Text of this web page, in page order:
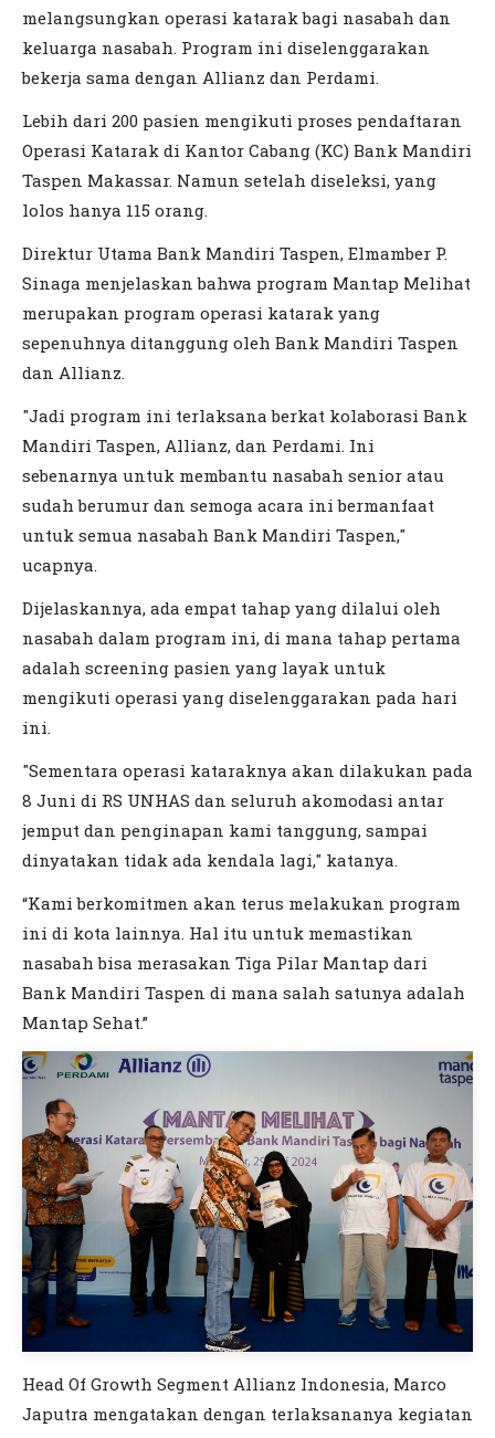
melangsungkan operasi katarak bagi nasabah dan
keluarga nasabah. Program ini diselenggarakan
bekerja sama dengan Allianz dan Perdami.
Lebih dari 200 pasien mengikuti proses pendaftaran
Operasi Katarak di Kantor Cabang (KC) Bank Mandiri
Taspen Makassar. Namun setelah diseleksi, yang
lolos hanya 115 orang.
Direktur Utama Bank Mandiri Taspen, Elmamber P.
Sinaga menjelaskan bahwa program Mantap Melihat
merupakan program operasi katarak yang
sepenuhnya ditanggung oleh Bank Mandiri Taspen
dan Allianz.
"Jadi program ini terlaksana berkat kolaborasi Bank
Mandiri Taspen, Allianz, dan Perdami. Ini
sebenarnya untuk membantu nasabah senior atau
sudah berumur dan semoga acara ini bermanfaat
untuk semua nasabah Bank Mandiri Taspen,"
ucapnya.
Dijelaskannya, ada empat tahap yang dilalui oleh
nasabah dalam program ini, di mana tahap pertama
adalah screening pasien yang layak untuk
mengikuti operasi yang diselenggarakan pada hari
ini.
"Sementara operasi kataraknya akan dilakukan pada
8 Juni di RS UNHAS dan seluruh akomodasi antar
jemput dan penginapan kami tanggung, sampai
dinyatakan tidak ada kendala lagi," katanya.
“Kami berkomitmen akan terus melakukan program
ini di kota lainnya. Hal itu untuk memastikan
nasabah bisa merasakan Tiga Pilar Mantap dari
Bank Mandiri Taspen di mana salah satunya adalah
Mantap Sehat.”
Head Of Growth Segment Allianz Indonesia, Marco
Japutra mengatakan dengan terlaksananya kegiatan